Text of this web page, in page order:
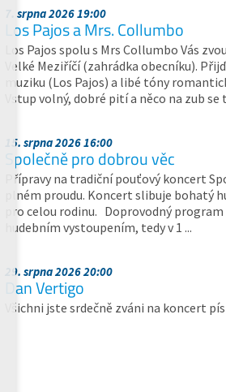
7. srpna 2026 19:00
Los Pajos a Mrs. Collumbo
Los Pajos spolu s Mrs Collumbo Vás
Velké Meziříčí (zahrádka obecníku).
muziku (Los Pajos) a libé tóny
Vstup volný, dobré pití a něco na zub se
15. srpna 2026 16:00
Společně pro dobrou věc
Přípravy na tradiční pouťový koncert
plném proudu. Koncert slibuje bohatý
pro celou rodinu. Doprovodný
hudebním vystoupením, tedy v 1 ...
29. srpna 2026 20:00
Dan Vertigo
Všichni jste srdečně zváni na koncert